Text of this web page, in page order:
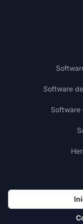
Software
Software